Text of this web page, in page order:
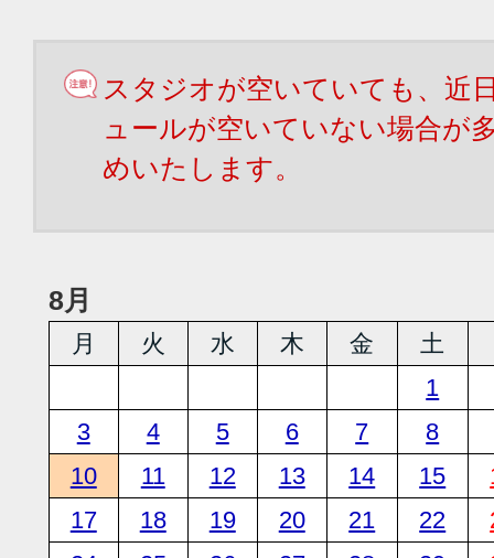
スタジオが空いていても、近
ュールが空いていない場合が
めいたします。
8月
月 火 水 木 金 土
1
3
4 5 6 7
8
10
11 12 13 14 15
17
18 19 20 21 22